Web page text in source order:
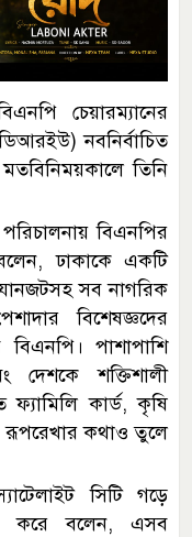
চেয়ারম্যানের
নবনির্বাচিত
মতবিনিময়কালে তিনি
পরিচালনায় বিএনপির
ঢাকাকে একটি
সব নাগরিক
বিশেষজ্ঞদের
পাশাপাশি
দেশকে শক্তিশালী
ফ্যামিলি কার্ড, কৃষি
রূপরেখার কথাও তুলে
সিটি গড়ে
করে বলেন, এসব